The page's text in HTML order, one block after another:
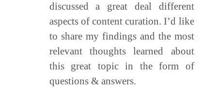
discussed a great deal different
aspects of content curation. I’d like
to share my findings and the most
relevant thoughts learned about
this great topic in the form of
questions & answers.